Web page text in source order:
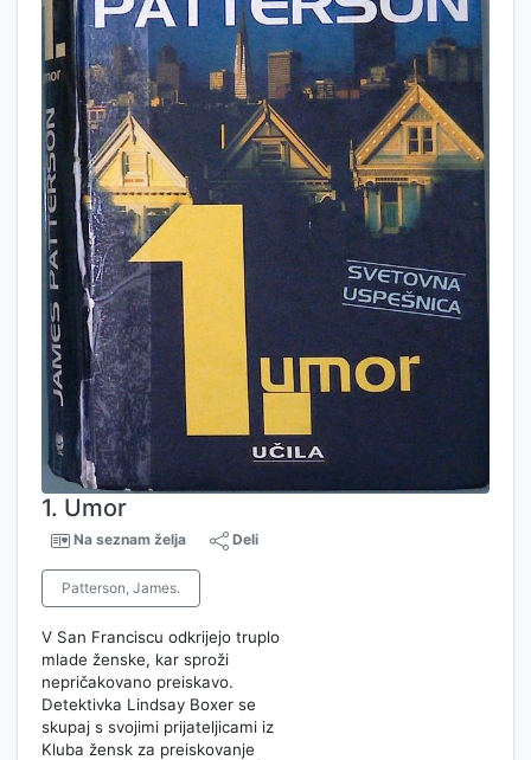
1. Umor
Na seznam želja Deli
Patterson, James.
V San Franciscu odkrijejo truplo
mlade ženske, kar sproži
nepričakovano preiskavo.
Detektivka Lindsay Boxer se
skupaj s svojimi prijateljicami iz
Kluba žensk za preiskovanje